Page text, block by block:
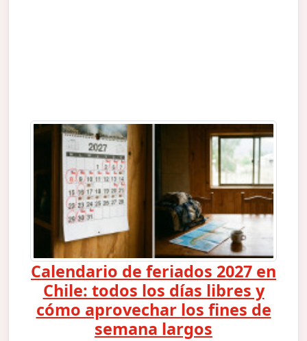
Calendario de feriados 2027 en
Chile: todos los días libres y
cómo aprovechar los fines de
semana largos